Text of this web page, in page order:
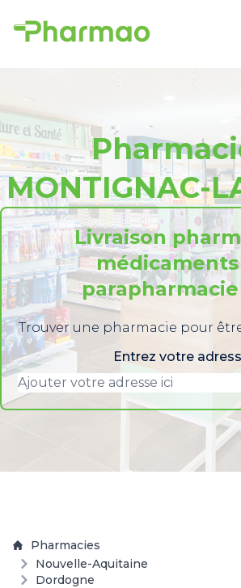
MONTIGNAC-
Livraison
Trouver une pharmacie pour
Entrez votre
Pharmacies
Nouvelle-Aquitaine
Dordogne